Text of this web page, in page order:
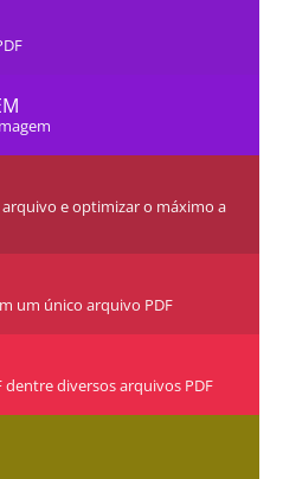
e optimizar o máximo a
um único arquivo PDF
dentre diversos arquivos PDF